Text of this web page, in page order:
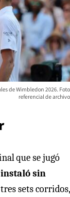
de Wimbledon 2026. Foto
referencial de archivo
que se jugó
sin
tres sets corridos,